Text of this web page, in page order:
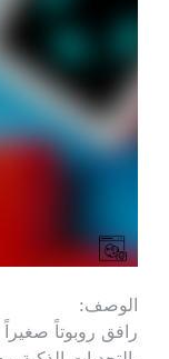
الوصف:
رافق روبوتاً